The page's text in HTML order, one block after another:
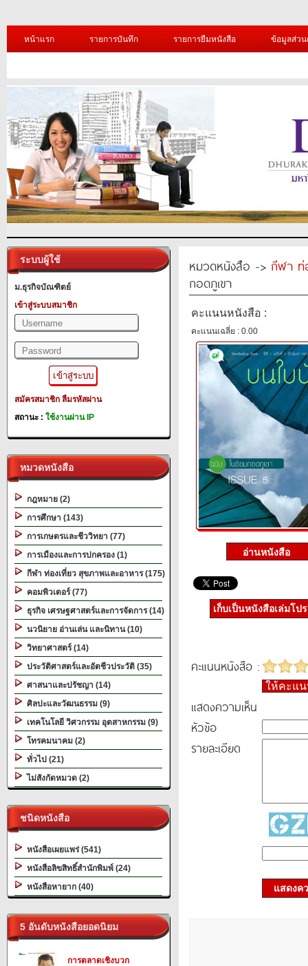
หน้าแรก รายการบันทึก รายการยืมหนังสือ ข้อมูลส่ว
ระบบผู้ใช้
ม.ธุรกิจบัณฑิตย์
เข้าสู่ระบบสมาชิก
สมัครสมาชิก ลืมรหัสผ่าน
สถานะ : ใช้งานผ่าน IP
หมวดหนังสือ
กฎหมาย (2)
การศึกษา (143)
การเกษตรและชีววิทยา (77)
การเมืองและการปกครอง (1)
กีฬา ท่องเที่ยว สุขภาพและอาหาร (175)
คอมพิวเตอร์ (77)
ธุรกิจ เศรษฐศาสตร์และการจัดการ (14)
นวนิยาย อ่านเล่น และนิทาน (10)
วิทยาศาสตร์ (14)
ประวัติศาสตร์และอัตชีวประวัติ (35)
ศาสนาและปรัชญา (14)
ศิลปะและวัฒนธรรม (9)
เทคโนโลยี วิศวกรรม อุตสาหกรรม (9)
โทรคมนาคม (2)
ทั่วไป (21)
ไม่สังกัดหมวด (2)
ชนิดหนังสือ
หนังสือเผยแพร่ (541)
หนังสือลิขสิทธิ์สำนักพิมพ์ (24)
หนังสือหายาก (40)
5 อันดับหนังสือยอดนิยม
การตลาดเชิงบวก
หมวดหนังสือ -> กีฬา ท่
กอดภูเขา
คะแนนหนังสือ :
คะแนนเฉลี่ย : 0.00
เก็บเป็นหนังสือเล่มโป
คะแนนหนังสือ :
ให้คะแ
แสดงความเห็น
หัวข้อ
รายละเอียด
แสดงค